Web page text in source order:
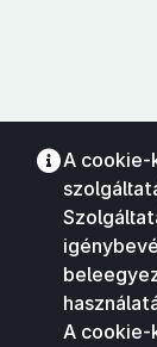
A cookie-
A cookie-